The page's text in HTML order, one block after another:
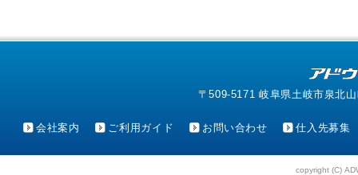
〒509-5171 岐阜県土岐市泉北
会社案内 ご利用ガイド お問い合わせ 仕入先募集
copyright (C)